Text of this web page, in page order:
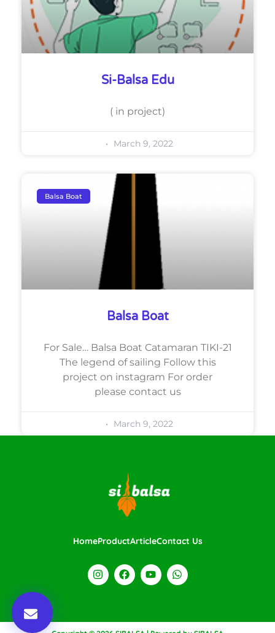
Si-Balsa Edu
( in project)
March 9, 2022
Balsa Boat
Balsa Boat
For Sale… Balsa Boat Catamaran TIKI-21
The legend of sailing Follow this
project on instagram For order
please contact us
March 9, 2022
HomeProductArticleContact Us